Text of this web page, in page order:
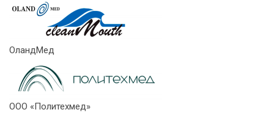
ОландМед
ООО «Политехмед»